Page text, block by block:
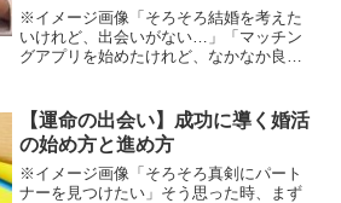
徹底解説✨
※イメージ画像「そろそろ結婚を考えた
いけれど、出会いがない…」「マッチン
グアプリを始めたけれど、なかなか良い
のツールは多岐にわたりますが、ただ闇
雲に動くだけでは時間と労...
【運命の出会い】成功に導く婚活
の始め方と進め方
※イメージ画像「そろそろ真剣にパート
ナーを見つけたい」そう思った時、まず